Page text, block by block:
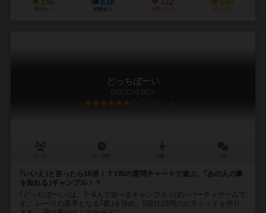
興味あり 経験あり お気に入り 持ってる
どっちぼーい
DOCCHI BOY
6.2
｢いいえ｣と言ったら16倍！？Y/Nの質問チャートで遊ぶ、｢あの人の事
を知れる｣ギャンブル！？
｢どっちぼ〜い｣は、3~6人で遊べるギャンブルっぽいパーティゲームで
す。 レースの基準となる｢親｣を決め、5段計15問のピラミッドを作り